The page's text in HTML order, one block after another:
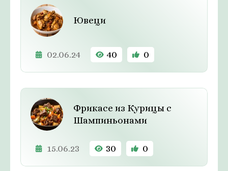
Ювеци
02.06.24 40 0
Фрикасе из Курицы с
Шампиньонами
15.06.23 30 0